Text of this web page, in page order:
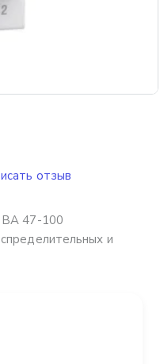
ВА 47-100
и
отзыв